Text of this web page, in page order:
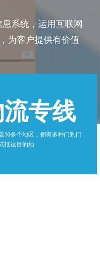
系统，运用互联网
为客户提供有价值
专线
50多个地区，拥有多种门到门
抵达目的地